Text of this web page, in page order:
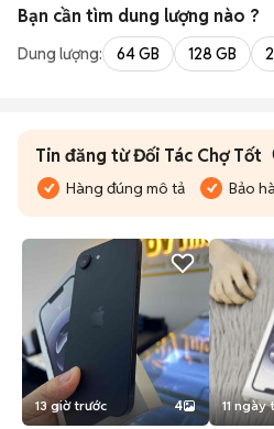
Bạn cần tìm dung lượng nào ?
Dung lượng: 64 GB 128 GB
Tin đăng từ Đối Tác Chợ Tốt
Hàng đúng mô tả Bảo
13 giờ trước 4 11 ngày